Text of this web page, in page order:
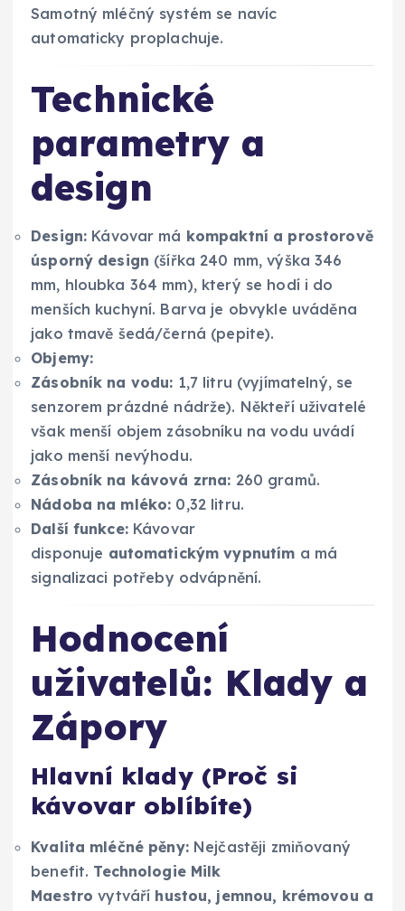
Samotný mléčný systém se navíc
automaticky proplachuje.
Technické
parametry a
design
Design: Kávovar má kompaktní a prostorově
úsporný design (šířka 240 mm, výška 346
mm, hloubka 364 mm), který se hodí i do
menších kuchyní. Barva je obvykle uváděna
jako tmavě šedá/černá (pepite).
Objemy:
Zásobník na vodu: 1,7 litru (vyjímatelný, se
senzorem prázdné nádrže). Někteří uživatelé
však menší objem zásobníku na vodu uvádí
jako menší nevýhodu.
Zásobník na kávová zrna: 260 gramů.
Nádoba na mléko: 0,32 litru.
Další funkce:Kávovar
disponuje automatickým vypnutím a má
signalizaci potřeby odvápnění.
Hodnocení
uživatelů: Klady a
Zápory
Hlavní klady (Proč si
kávovar oblíbíte)
Kvalita mléčné pěny:Nejčastěji zmiňovaný
benefit. Technologie Milk
Maestro vytváří hustou, jemnou, krémovou a